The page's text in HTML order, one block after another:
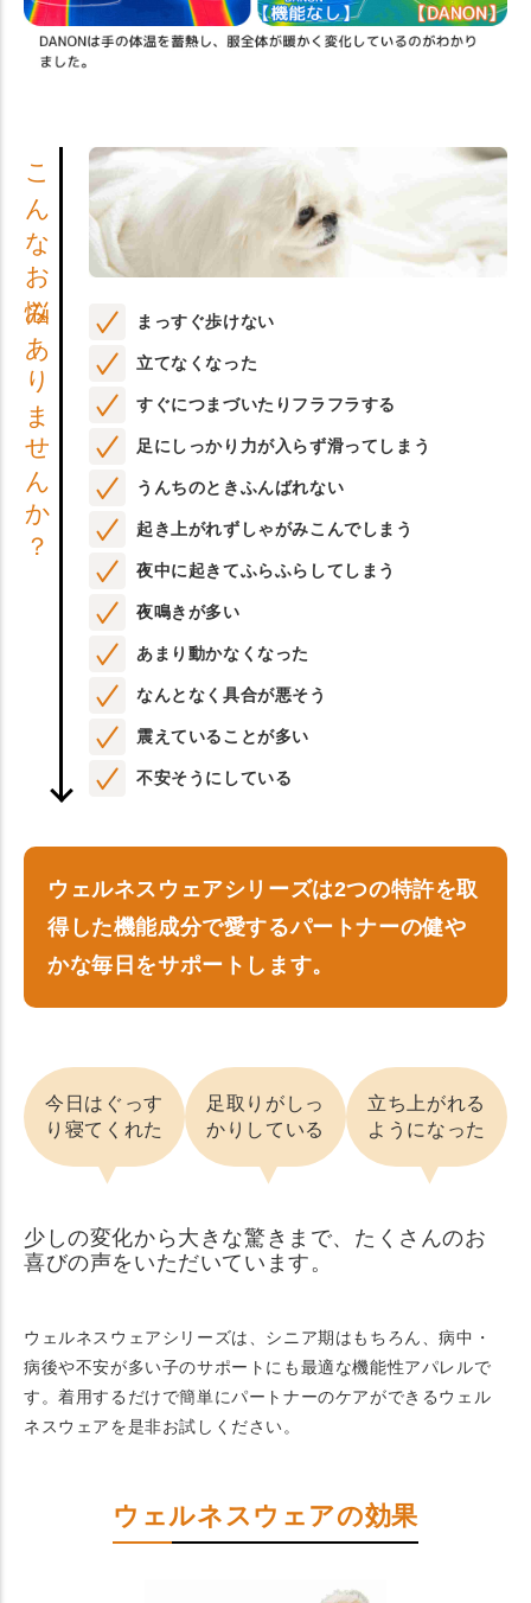
こんなお悩みありませんか？ まっすぐ歩けない
立てなくなった
すぐにつまづいたりフラフラする
足にしっかり力が入らず滑ってしまう
うんちのときふんばれない
起き上がれずしゃがみこんでしまう
夜中に起きてふらふらしてしまう
夜鳴きが多い
あまり動かなくなった
なんとなく具合が悪そう
震えていることが多い
不安そうにしている
ウェルネスウェアシリーズは2つの特許を取
得した機能成分で愛するパートナーの健や
かな毎日をサポートします。
今日はぐっす
り寝てくれた
足取りがしっ
かりしている
立ち上がれる
ようになった
少しの変化から大きな驚きまで、たくさんのお
喜びの声をいただいています。
ウェルネスウェアシリーズは、シニア期はもちろん、病中・
病後や不安が多い子のサポートにも最適な機能性アパレルで
す。着用するだけで簡単にパートナーのケアができるウェル
ネスウェアを是非お試しください。
ウェルネスウェアの効果